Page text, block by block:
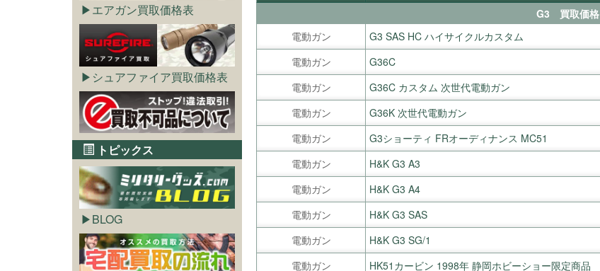
G3 買取価格
電動ガン
G3 SAS HC ハイサイクルカスタム
電動ガン G36C
電動ガン G36C カスタム 次世代電動ガン
電動ガン G36K 次世代電動ガン
電動ガン G3ショーティ FRオーディナンス MC51
電動ガン H&K G3 A3
電動ガン H&K G3 A4
電動ガン H&K G3 SAS
電動ガン H&K G3 SG/1
電動ガン HK51カービン 1998年 静岡ホビーショー限定商品
エアガン買取価格表
シュアファイア買取価格表
トピックス
BLOG